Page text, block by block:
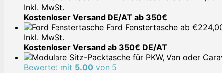
Inkl. MwSt.
Kostenloser Versand DE/AT ab 350€
Ford Fenstertasche ab €
Inkl. MwSt.
Kostenloser Versand ab 350€ DE/AT
Bewertet mit 5.00 von 5